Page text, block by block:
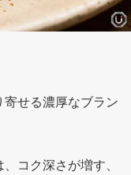
せる濃厚なブラン
コク深さが増す、